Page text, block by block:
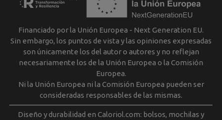
Financiado por la Unión Europea - Next Generation EU.
Sin embargo, los puntos de vista y las opiniones expresadas
son únicamente los del autor o autores y no reflejan
necesariamente los de la Unión Europea o la Comisión
Europea.
Ni la Unión Europea ni la Comisión Europea pueden ser
consideradas responsables de las mismas.
Diseño y durabilidad en Caloriol.com: bolsos, mochilas y